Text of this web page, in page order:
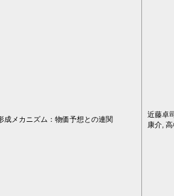
成メカニズム：物価予想との連関
近藤卓
康介,